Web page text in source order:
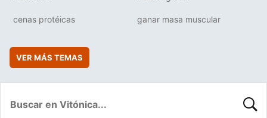
cenas protéicas ganar masa muscular
VER MÁS TEMAS